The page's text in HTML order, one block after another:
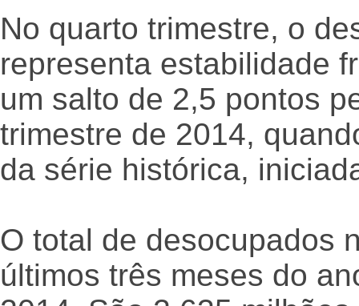
No quarto trimestre, o
representa estabilidade
um salto de 2,5 pontos
trimestre de 2014,
da série histórica,
O total de desocupados
últimos três meses do